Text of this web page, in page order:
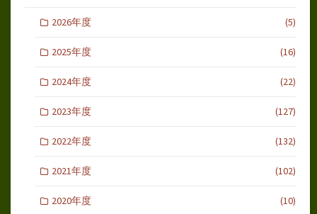
2026年度 (5)
2025年度 (16)
2024年度 (22)
2023年度 (127)
2022年度 (132)
2021年度 (102)
2020年度 (10)